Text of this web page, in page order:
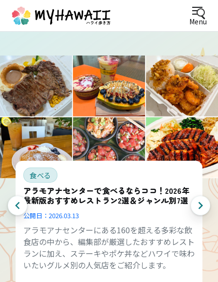
Menu
食べる
アラモアナセンターで食べるならココ！2026年
最新版おすすめレストラン2選＆ジャンル別7選
公開日： 2026.03.13
アラモアナセンターにある160を超える多彩な飲
食店の中から、編集部が厳選したおすすめレスト
ランに加え、ステーキやポケ丼などハワイで味わ
いたいグルメ別の人気店をご紹介します。